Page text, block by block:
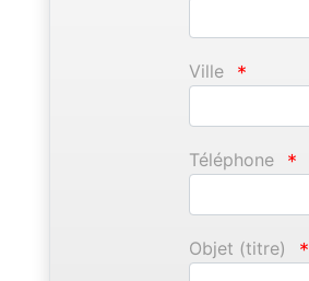
Ville *
Téléphone *
Objet (titre) *